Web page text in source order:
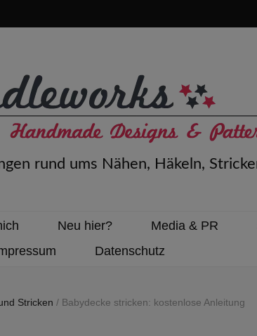
rund ums Nähen, Häkeln,
Neu hier? Media & PR
Datenschutz
Stricken / Babydecke stricken: kostenlose Anleitung